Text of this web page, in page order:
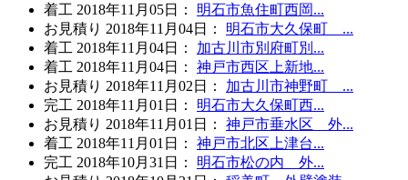
着工 2018年11月05日 ：
明石市魚住町西岡...
お見積り 2018年11月04日 ：
明石市大久保町 ...
着工 2018年11月04日 ：
加古川市別府町別...
着工 2018年11月04日 ：
神戸市西区上新地...
お見積り 2018年11月02日 ：
加古川市神野町 ...
完工 2018年11月01日 ：
明石市大久保町西...
お見積り 2018年11月01日 ：
神戸市垂水区 外...
着工 2018年11月01日 ：
神戸市北区上津台...
完工 2018年10月31日 ：
明石市松の内 外...